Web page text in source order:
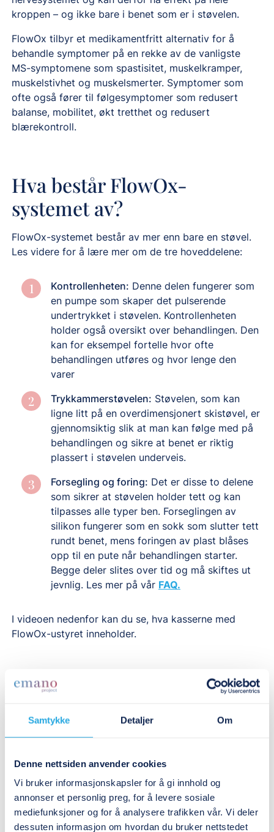
Samtykke Detaljer Om
Denne nettsiden anvender cookies
Vi bruker informasjonskapsler for å gi innhold og
annonser et personlig preg, for å levere sosiale
mediefunksjoner og for å analysere trafikken vår. Vi deler
dessuten informasjon om hvordan du bruker nettstedet
kroppen – og ikke bare i benet som er i støvelen.
FlowOx tilbyr et medikamentfritt alternativ for å
behandle symptomer på en rekke av de vanligste
MS-symptomene som spastisitet, muskelkramper,
muskelstivhet og muskelsmerter. Symptomer som
ofte også fører til følgesymptomer som redusert
balanse, mobilitet, økt tretthet og redusert
blærekontroll.
Hva består FlowOx-
systemet av?
FlowOx-systemet består av mer enn bare en støvel.
Les videre for å lære mer om de tre hoveddelene:
Kontrollenheten: Denne delen fungerer som
en pumpe som skaper det pulserende
undertrykket i støvelen. Kontrollenheten
holder også oversikt over behandlingen. Den
kan for eksempel fortelle hvor ofte
behandlingen utføres og hvor lenge den
varer
Trykkammerstøvelen: Støvelen, som kan
ligne litt på en overdimensjonert skistøvel, er
gjennomsiktig slik at man kan følge med på
behandlingen og sikre at benet er riktig
plassert i støvelen underveis.
Forsegling og foring: Det er disse to delene
som sikrer at støvelen holder tett og kan
tilpasses alle typer ben. Forseglingen av
silikon fungerer som en sokk som slutter tett
rundt benet, mens foringen av plast blåses
opp til en pute når behandlingen starter.
Begge deler slites over tid og må skiftes ut
jevnlig. Les mer på vår FAQ.
I videoen nedenfor kan du se, hva kasserne med
FlowOx-ustyret inneholder.
Slik bruker du FlowOx
Behandlingen med FlowOx er skånsom og enkel.
behandlingen, trenger du bare å trykke på av/på-
knappen. Deretter vil støvelen automatisk skape et
undertrykk i 10-sekunders intervaller.
Behandlingen bør utføres daglig i omtrent 60